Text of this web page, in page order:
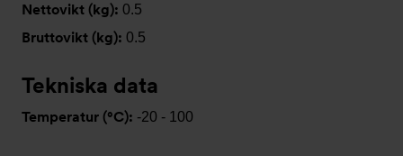
Nettovikt (kg): 0.5
Bruttovikt (kg): 0.5
Tekniska data
Temperatur (°C): -20 - 100